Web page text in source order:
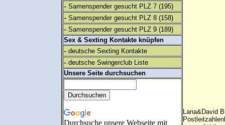
- Samenspender gesucht PLZ 7 (195)
- Samenspender gesucht PLZ 8 (158)
- Samenspender gesucht PLZ 9 (189)
Sex & Sexting Kontakte knüpfen
- deutsche Sexting Kontakte
- deutsche Swingerclub Liste
Unsere Seite durchsuchen
Durchsuche unsere Webseite mit
Lana&David